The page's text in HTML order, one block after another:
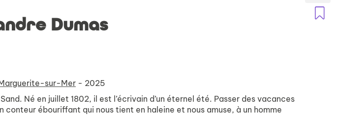
permanent
(Nouvelle
Envoyer
Dumas
sur-Mer - 2025
Né en juillet 1802, il est l’écrivain d’un éternel été. Passer des vacances
conteur ébouriffant qui nous tient en haleine et nous amuse, à un homme